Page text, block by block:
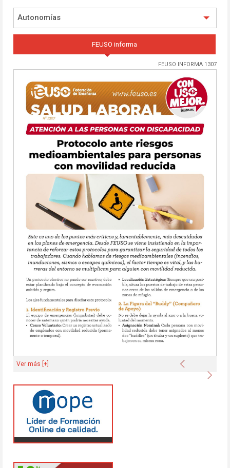
Autonomías
FEUSO informa
FEUSO INFORMA 1307
Anterior
Ver más [+]